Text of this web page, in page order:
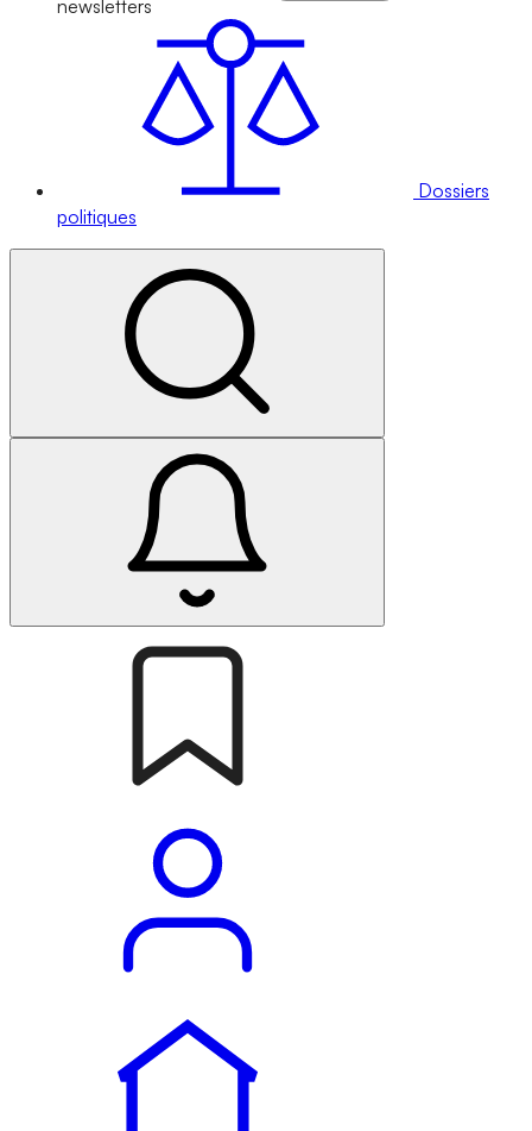
newsletters
Dossiers
politiques